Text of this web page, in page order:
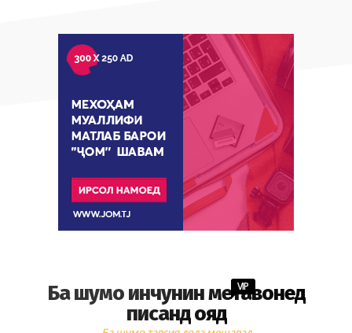
Ба шумо инчунин метавонед
писанд ояд
VIP